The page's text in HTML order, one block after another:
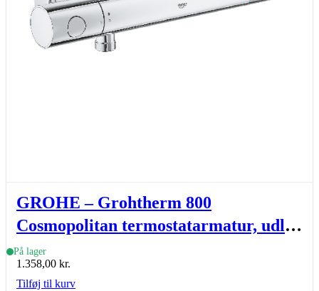
GROHE – Grohtherm 800
Cosmopolitan termostatarmatur, udløb
1/2″, bredde 298mm, krom
På lager
1.358,00 kr.
Tilføj til kurv